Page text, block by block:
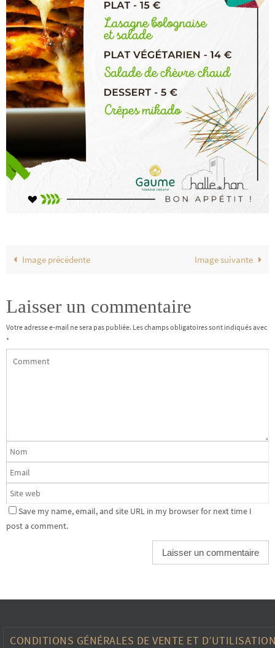
Image précédente Image suivante
Laisser un commentaire
Votre adresse e-mail ne sera pas publiée. Les champs obligatoires sont indiqués avec
*
Save my name, email, and site URL in my browser for next time I
post a comment.
CONDITIONS GÉNÉRALES DE VENTE ET